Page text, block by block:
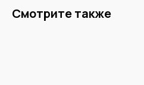
Смотрите также